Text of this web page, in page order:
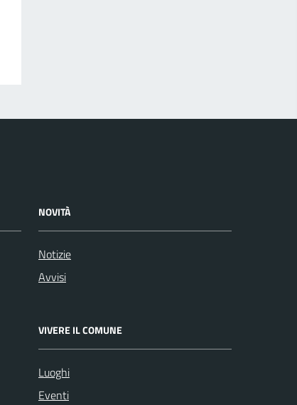
NOVITÀ
Notizie
Avvisi
VIVERE IL COMUNE
Luoghi
Eventi